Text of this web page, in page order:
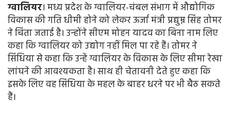
ग्वालियर। मध्य प्रदेश के ग्वालियर-चंबल संभाग में औद्योगिक
विकास की गति धीमी होने को लेकर ऊर्जा मंत्री प्रद्युम्न सिंह तोमर
ने चिंता जताई है। उन्होंने सीएम मोहन यादव का बिना नाम लिए
कहा कि ग्वालियर को उद्योग नहीं मिल पा रहे हैं। तोमर ने
सिंधिया से कहा कि उन्हें ग्वालियर के विकास के लिए सीमा रेखा
लांघने की आवश्यकता है। साथ ही चेतावनी देते हुए कहा कि
इसके लिए वह सिंधिया के महल के बाहर धरने पर भी बैठ सकते
हैं।